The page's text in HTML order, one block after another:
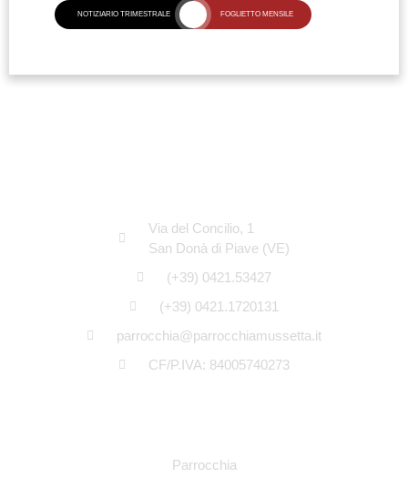
NOTIZIARIO TRIMESTRALE FOGLIETTO MENSILE
Via del Concilio, 1
San Donà di Piave (VE)
(+39) 0421.53427
(+39) 0421.1720131
parrocchia@parrocchiamussetta.it
CF/P.IVA: 84005740273
Parrocchia